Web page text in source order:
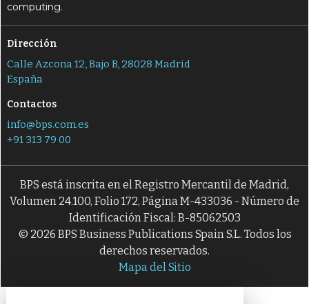
computing.
Dirección
Calle Azcona 12, Bajo B, 28028 Madrid
España
Contactos
info@bps.com.es
+91 313 79 00
BPS está inscrita en el Registro Mercantil de Madrid,
Volumen 24.100, Folio 172, Página M-433036 - Número de
Identificación Fiscal: B-85062503
© 2026 BPS Business Publications Spain S.L. Todos los
derechos reservados.
Mapa del Sitio